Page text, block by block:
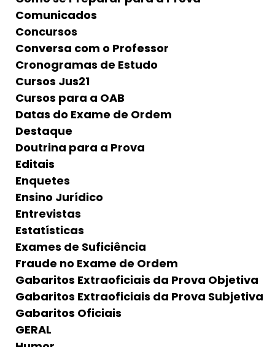
Comunicados
Concursos
Conversa com o Professor
Cronogramas de Estudo
Cursos Jus21
Cursos para a OAB
Datas do Exame de Ordem
Destaque
Doutrina para a Prova
Editais
Enquetes
Ensino Jurídico
Entrevistas
Estatísticas
Exames de Suficiência
Fraude no Exame de Ordem
Gabaritos Extraoficiais da Prova Objetiva
Gabaritos Extraoficiais da Prova Subjetiva
Gabaritos Oficiais
GERAL